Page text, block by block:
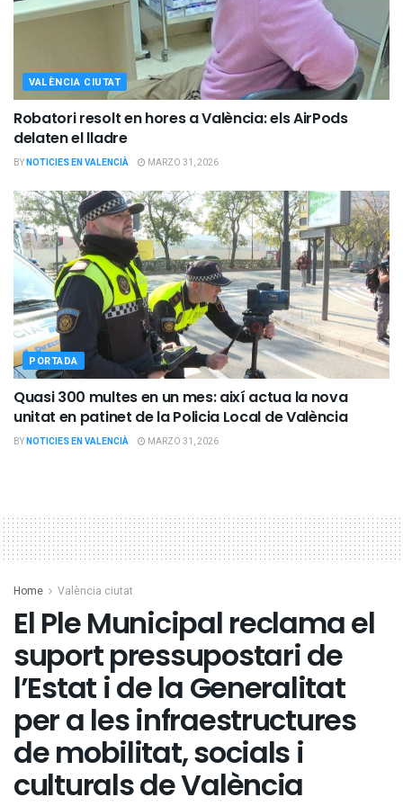
VALÈNCIA CIUTAT
Robatori resolt en hores a València: els AirPods
delaten el lladre
BYNOTICIES EN VALENCIÀ MARZO 31, 2026
PORTADA
Quasi 300 multes en un mes: així actua la nova
unitat en patinet de la Policia Local de València
BYNOTICIES EN VALENCIÀ MARZO 31, 2026
Home València ciutat
El Ple Municipal reclama el
suport pressupostari de
l’Estat i de la Generalitat
per a les infraestructures
de mobilitat, socials i
culturals de València